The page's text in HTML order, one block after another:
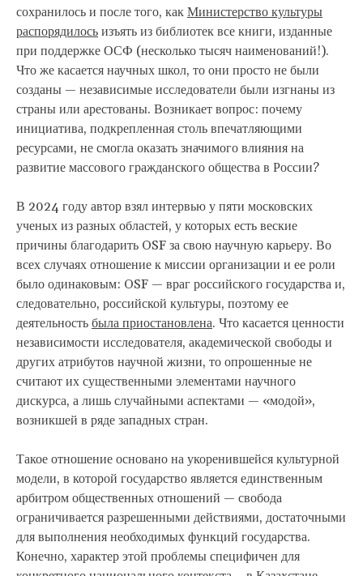
сохранилось и после того, как Министерство культуры
распорядилось изъять из библиотек все книги, изданные
при поддержке ОСФ (несколько тысяч наименований!).
Что же касается научных школ, то они просто не были
созданы — независимые исследователи были изгнаны из
страны или арестованы. Возникает вопрос: почему
инициатива, подкрепленная столь впечатляющими
ресурсами, не смогла оказать значимого влияния на
развитие массового гражданского общества в России?
В 2024 году автор взял интервью у пяти московских
ученых из разных областей, у которых есть веские
причины благодарить OSF за свою научную карьеру. Во
всех случаях отношение к миссии организации и ее роли
было одинаковым: OSF — враг российского государства и,
следовательно, российской культуры, поэтому ее
деятельность была приостановлена. Что касается ценности
независимости исследователя, академической свободы и
других атрибутов научной жизни, то опрошенные не
считают их существенными элементами научного
дискурса, а лишь случайными аспектами — «модой»,
возникшей в ряде западных стран.
Такое отношение основано на укоренившейся культурной
модели, в которой государство является единственным
арбитром общественных отношений — свобода
ограничивается разрешенными действиями, достаточными
для выполнения необходимых функций государства.
Конечно, характер этой проблемы специфичен для